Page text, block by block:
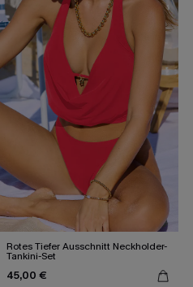
Rotes Tiefer Ausschnitt Neckholder-
Tankini-Set
45,00 €